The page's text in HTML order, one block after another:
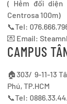
( Hẻm đối diện
Centrosa 100m)
📞Tel:
💌 Email:
CAMPUS
🏠303/ 9-11-13
Phú, TP.HCM
📞Tel: